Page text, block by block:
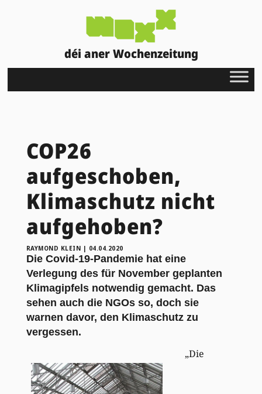
déi aner Wochenzeitung
COP26
aufgeschoben,
Klimaschutz nicht
aufgehoben?
RAYMOND KLEIN | 04.04.2020
Die Covid-19-Pandemie hat eine
Verlegung des für November geplanten
Klimagipfels notwendig gemacht. Das
sehen auch die NGOs so, doch sie
warnen davor, den Klimaschutz zu
vergessen.
„Die